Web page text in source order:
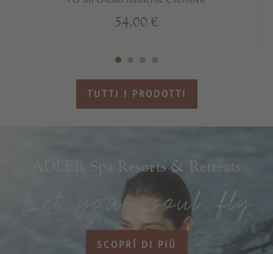
54,00 €
TUTTI I PRODOTTI
ADLER Spa Resorts & Retreats
SCOPRÍ DI PIÙ